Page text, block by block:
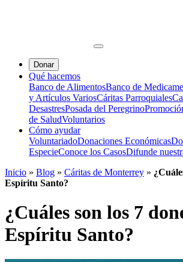
Donar
Qué hacemos
Banco de AlimentosBanco de
y Artículos VariosCáritas Parroquiales
DesastresPosada del Peregrino
de SaludVoluntarios
Cómo ayudar
VoluntariadoDonaciones Económicas
EspecieConoce los CasosDifunde
Inicio » Blog » Cáritas de Monterrey »
Espíritu Santo?
¿Cuáles son los 7
Espíritu Santo?